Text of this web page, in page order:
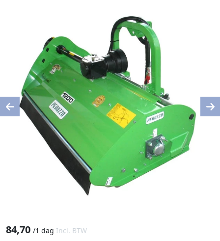
84,70 /1 dag Incl. BTW
Previous